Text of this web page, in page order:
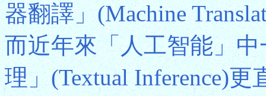
器翻譯」(Machine
而近年來「人工智能」
理」(Textual Inference)